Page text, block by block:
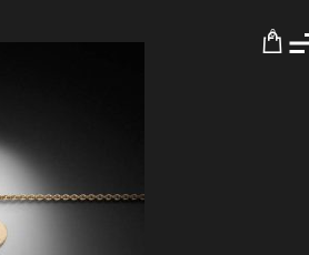
0